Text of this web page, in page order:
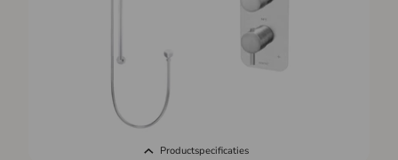
Productspecificaties